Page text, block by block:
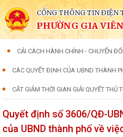
CỔNG THÔNG TIN ĐIỆN
PHƯỜNG GIA
CẢI CÁCH HÀNH CHÍNH - CHUYỂN
CÁC QUYẾT ĐỊNH CỦA UBND THÀNH
CẮT GIẢM THỜI GIAN GIẢI QUYẾT THỦ
Quyết định số 3606/QĐ-
của UBND thành phố về